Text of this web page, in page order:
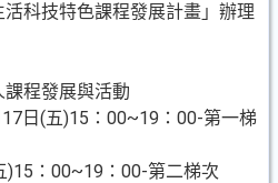
科技特色課程發展計畫」辦理
程發展與活動
日(五)15：00~19：00-第一梯
00~19：00-第二梯次